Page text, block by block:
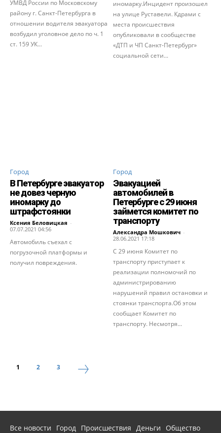
УМВД России по Московскому
району г. Санкт-Петербурга в
отношении водителя эвакуатора
возбудил уголовное дело по ч. 1
ст. 159 УК...
иномарку.Инцидент произошел
на улице Руставели. Кдрами с
места происшествия
опубликовали в сообществе
«ДТП и ЧП Санкт-Петербург»
социальной сети...
Город
В Петербурге эвакуатор
не довез черную
иномарку до
штрафстоянки
Ксения Беловицкая -
07.07.2021 04:56
Автомобиль съехал с
погрузочной платформы и
получил повреждения.
Город
Эвакуацией
автомобилей в
Петербурге с 29 июня
займется комитет по
транспорту
Александра Мошкович -
28.06.2021 17:18
С 29 июня Комитет по
транспорту приступает к
реализации полномочий по
администрированию
нарушений правил остановки и
стоянки транспорта.Об этом
сообщает Комитет по
транспорту. Несмотря...
1 2 3
Все новости Город Происшествия Деньги
Общество